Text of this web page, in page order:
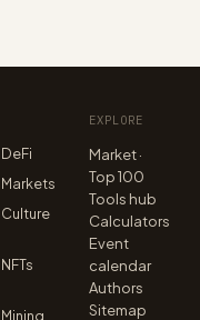
DeFi
Markets
Culture
NFTs
Mining
EXPLORE
Market ·
Top 100
Tools hub
Calculators
Event
calendar
Authors
Sitemap